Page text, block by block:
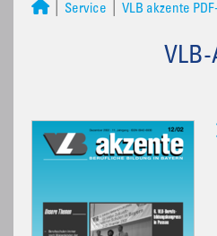
Service VLB akzente
VLB-